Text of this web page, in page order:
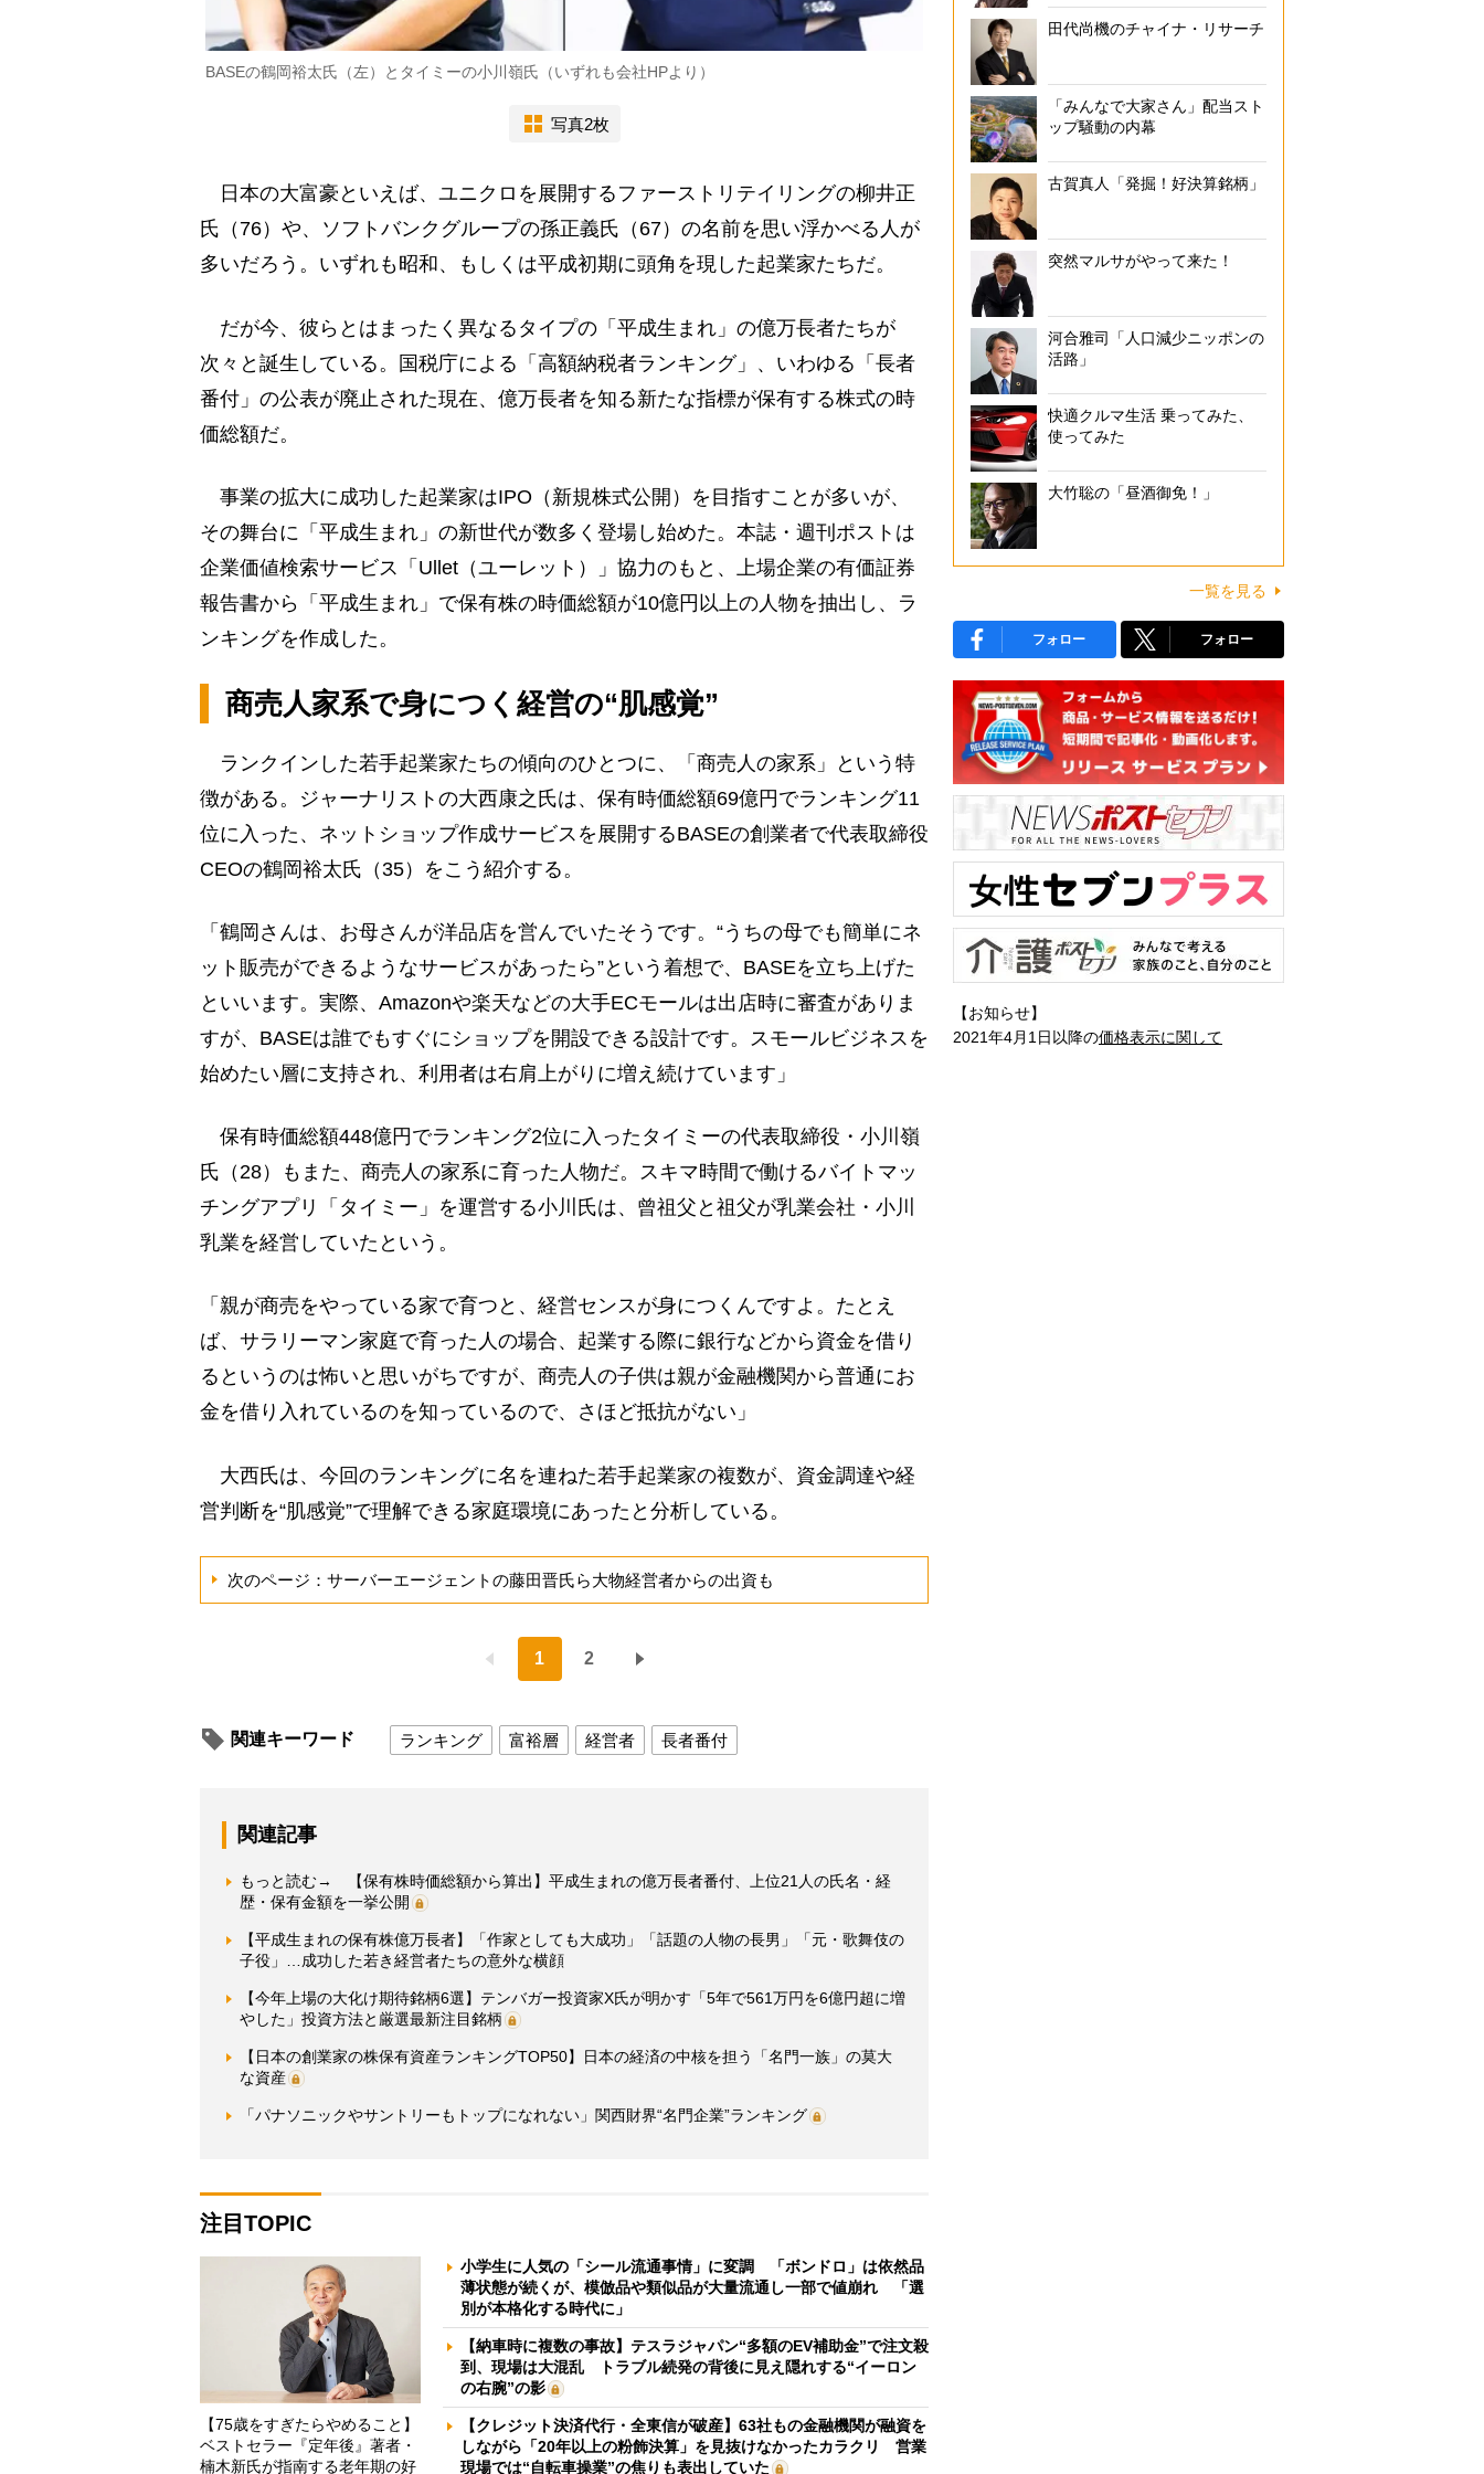
BASEの鶴岡裕太氏（左）とタイミーの小川嶺氏（いずれも会社HPより）
写真2枚
日本の大富豪といえば、ユニクロを展開するファーストリテイリングの柳井正
氏（76）や、ソフトバンクグループの孫正義氏（67）の名前を思い浮かべる人が
多いだろう。いずれも昭和、もしくは平成初期に頭角を現した起業家たちだ。
だが今、彼らとはまったく異なるタイプの「平成生まれ」の億万長者たちが
次々と誕生している。国税庁による「高額納税者ランキング」、いわゆる「長者
番付」の公表が廃止された現在、億万長者を知る新たな指標が保有する株式の時
価総額だ。
事業の拡大に成功した起業家はIPO（新規株式公開）を目指すことが多いが、
その舞台に「平成生まれ」の新世代が数多く登場し始めた。本誌・週刊ポストは
企業価値検索サービス「Ullet（ユーレット）」協力のもと、上場企業の有価証券
報告書から「平成生まれ」で保有株の時価総額が10億円以上の人物を抽出し、ラ
ンキングを作成した。
商売人家系で身につく経営の“肌感覚”
ランクインした若手起業家たちの傾向のひとつに、「商売人の家系」という特
徴がある。ジャーナリストの大西康之氏は、保有時価総額69億円でランキング11
位に入った、ネットショップ作成サービスを展開するBASEの創業者で代表取締役
CEOの鶴岡裕太氏（35）をこう紹介する。
「鶴岡さんは、お母さんが洋品店を営んでいたそうです。“うちの母でも簡単にネ
ット販売ができるようなサービスがあったら”という着想で、BASEを立ち上げた
といいます。実際、Amazonや楽天などの大手ECモールは出店時に審査がありま
すが、BASEは誰でもすぐにショップを開設できる設計です。スモールビジネスを
始めたい層に支持され、利用者は右肩上がりに増え続けています」
保有時価総額448億円でランキング2位に入ったタイミーの代表取締役・小川嶺
氏（28）もまた、商売人の家系に育った人物だ。スキマ時間で働けるバイトマッ
チングアプリ「タイミー」を運営する小川氏は、曾祖父と祖父が乳業会社・小川
乳業を経営していたという。
「親が商売をやっている家で育つと、経営センスが身につくんですよ。たとえ
ば、サラリーマン家庭で育った人の場合、起業する際に銀行などから資金を借り
るというのは怖いと思いがちですが、商売人の子供は親が金融機関から普通にお
金を借り入れているのを知っているので、さほど抵抗がない」
大西氏は、今回のランキングに名を連ねた若手起業家の複数が、資金調達や経
営判断を“肌感覚”で理解できる家庭環境にあったと分析している。
次のページ：サーバーエージェントの藤田晋氏ら大物経営者からの出資も
1 2
関連キーワード ランキング 富裕層 経営者 長者番付
関連記事
もっと読む→ 【保有株時価総額から算出】平成生まれの億万長者番付、上位21人の氏名・経
歴・保有金額を一挙公開
【平成生まれの保有株億万長者】「作家としても大成功」「話題の人物の長男」「元・歌舞伎の
子役」…成功した若き経営者たちの意外な横顔
【今年上場の大化け期待銘柄6選】テンバガー投資家X氏が明かす「5年で561万円を6億円超に増
やした」投資方法と厳選最新注目銘柄
【日本の創業家の株保有資産ランキングTOP50】日本の経済の中核を担う「名門一族」の莫大
な資産
「パナソニックやサントリーもトップになれない」関西財界“名門企業”ランキング
注目TOPIC
【75歳をすぎたらやめること】
ベストセラー『定年後』著者・
楠木新氏が指南する老年期の好
小学生に人気の「シール流通事情」に変調 「ボンドロ」は依然品
薄状態が続くが、模倣品や類似品が大量流通し一部で値崩れ 「選
別が本格化する時代に」
【納車時に複数の事故】テスラジャパン“多額のEV補助金”で注文殺
到、現場は大混乱 トラブル続発の背後に見え隠れする“イーロン
の右腕”の影
【クレジット決済代行・全東信が破産】63社もの金融機関が融資を
しながら「20年以上の粉飾決算」を見抜けなかったカラクリ 営業
現場では“自転車操業”の焦りも表出していた
田代尚機のチャイナ・リサーチ
「みんなで大家さん」配当スト
ップ騒動の内幕
古賀真人「発掘！好決算銘柄」
突然マルサがやって来た！
河合雅司「人口減少ニッポンの
活路」
快適クルマ生活 乗ってみた、
使ってみた
大竹聡の「昼酒御免！」
一覧を見る
フォロー フォロー
【お知らせ】
2021年4月1日以降の価格表示に関して